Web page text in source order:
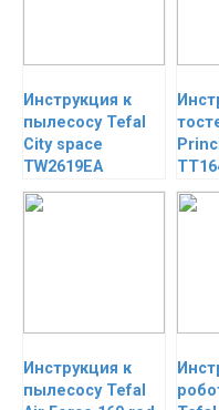
Инструкция к
пылесосу Tefal
City space
TW2619EA
Инструкция к
пылесосу Tefal